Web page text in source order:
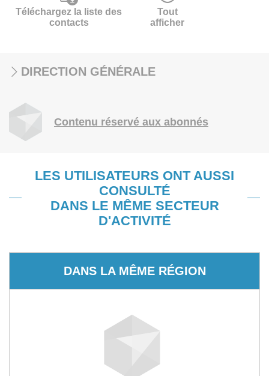
Téléchargez la liste des
contacts
Tout
afficher
DIRECTION GÉNÉRALE
Contenu réservé aux abonnés
LES UTILISATEURS ONT AUSSI
CONSULTÉ
DANS LE MÊME SECTEUR
D'ACTIVITÉ
DANS LA MÊME RÉGION